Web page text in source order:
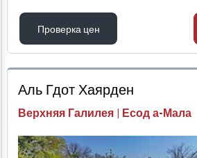
Проверка цен
Проверка цен
Аль Гдот Хаярден
Верхняя Галилея | Есод а-Мала